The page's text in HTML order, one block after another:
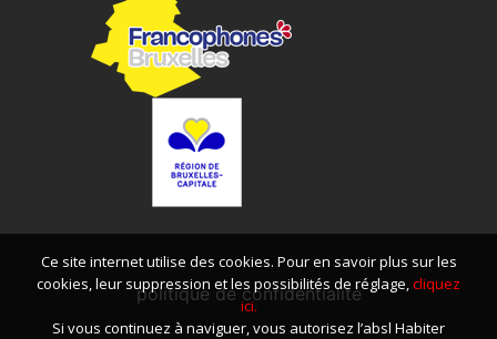
politique de confidentialité
Ce site internet utilise des cookies. Pour en savoir plus sur les
cookies, leur suppression et les possibilités de réglage,cliquez
ici.
Si vous continuez à naviguer, vous autorisez l’absl Habiter